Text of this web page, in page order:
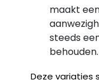
maakt
steeds
behouden.
Deze variaties